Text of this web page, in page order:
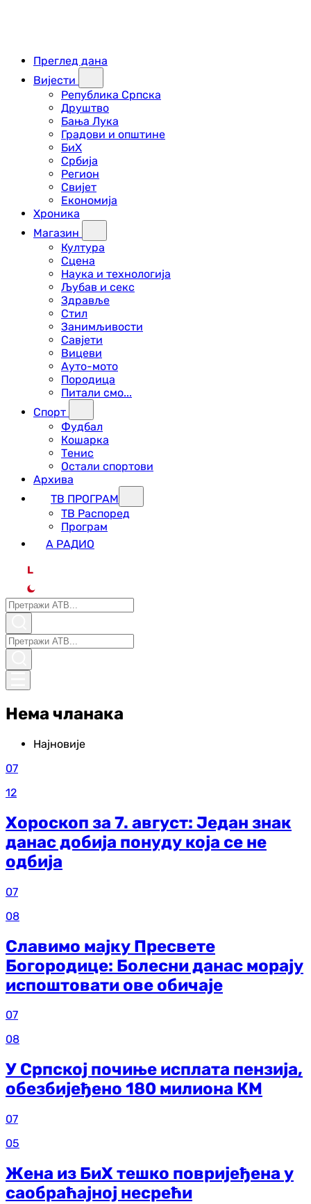
Преглед дана
Вијести
Република Српска
Друштво
Бања Лука
Градови и општине
БиХ
Србија
Регион
Свијет
Економија
Хроника
Магазин
Култура
Сцена
Наука и технологија
Љубав и секс
Здравље
Стил
Занимљивости
Савјети
Вицеви
Ауто-мото
Породица
Питали смо...
Спорт
Фудбал
Кошарка
Тенис
Остали спортови
Архива
ТВ ПРОГРАМ
ТВ Распоред
Програм
А РАДИО
L
Нема чланака
Најновије
07
12
Хороскоп за 7. август: Један знак
данас добија понуду која се не
одбија
07
08
Славимо мајку Пресвете
Богородице: Болесни данас морају
испоштовати ове обичаје
07
08
У Српској почиње исплата пензија,
обезбијеђено 180 милиона КМ
07
05
Жена из БиХ тешко повријеђена у
саобраћајној несрећи